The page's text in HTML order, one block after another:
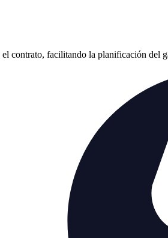
contrato, facilitando la planificación del